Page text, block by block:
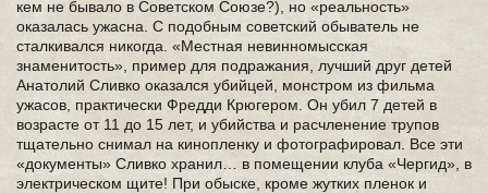
кем не бывало в Советском Союзе?), но «реальность»
оказалась ужасна. С подобным советский обыватель не
сталкивался никогда. «Местная невинномысская
знаменитость», пример для подражания, лучший друг детей
Анатолий Сливко оказался убийцей, монстром из фильма
ужасов, практически Фредди Крюгером. Он убил 7 детей в
возрасте от 11 до 15 лет, и убийства и расчленение трупов
тщательно снимал на кинопленку и фотографировал. Все эти
«документы» Сливко хранил… в помещении клуба «Чергид», в
электрическом щите! При обыске, кроме жутких пленок и